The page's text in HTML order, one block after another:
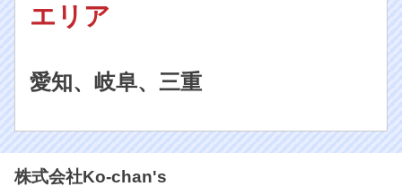
エリア
愛知、岐阜、三重
株式会社Ko-chan's